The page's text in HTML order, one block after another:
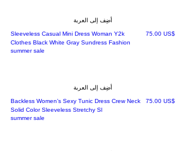
أضِف إلى العربة
Sleeveless Casual Mini Dress Woman Y2k
Clothes Black White Gray Sundress Fashion
السعر ‏75.00 US$
summer sale
أضِف إلى العربة
Backless Women’s Sexy Tunic Dress Crew Neck
Solid Color Sleeveless Stretchy Sl
السعر ‏75.00 US$
summer sale